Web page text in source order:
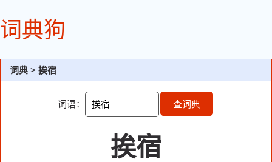
词典狗
词典 > 挨宿
词语： 查词典
挨宿